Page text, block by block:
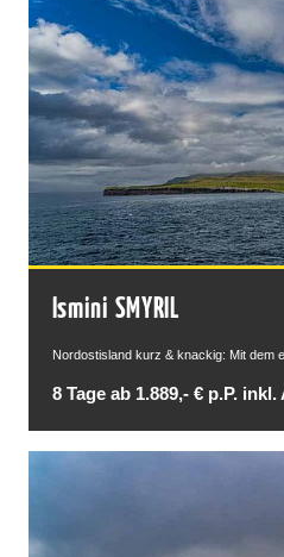
Ismini SMYRIL
Nordostisland kurz & knackig: Mit dem
8 Tage ab 1.889,- € p.P.